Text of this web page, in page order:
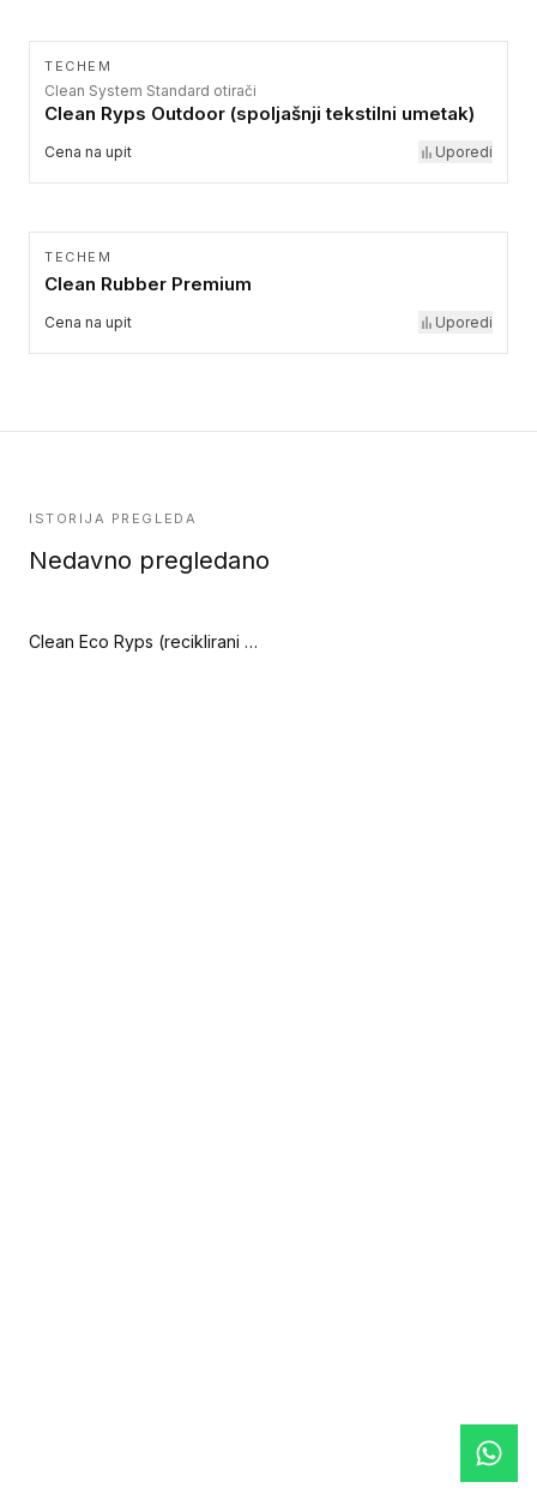
TECHEM
Clean System Standard otirači
Clean Ryps Outdoor (spoljašnji tekstilni umetak)
Cena na upit Uporedi
TECHEM
Clean Rubber Premium
Cena na upit Uporedi
ISTORIJA PREGLEDA
Nedavno pregledano
Clean Eco Ryps (reciklirani poliamid) (Clean System Standard otirači)